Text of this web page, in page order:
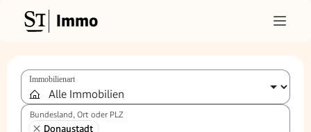
Immo
Immobilienart
Bundesland, Ort oder PLZ
Donaustadt